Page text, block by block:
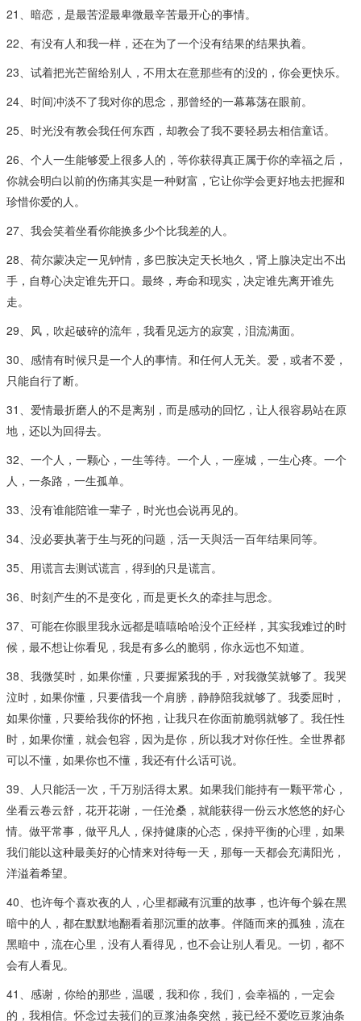
21、暗恋，是最苦涩最卑微最辛苦最开心的事情。
22、有没有人和我一样，还在为了一个没有结果的结果执着。
23、试着把光芒留给别人，不用太在意那些有的没的，你会更快乐。
24、时间冲淡不了我对你的思念，那曾经的一幕幕荡在眼前。
25、时光没有教会我任何东西，却教会了我不要轻易去相信童话。
26、个人一生能够爱上很多人的，等你获得真正属于你的幸福之后，
你就会明白以前的伤痛其实是一种财富，它让你学会更好地去把握和
珍惜你爱的人。
27、我会笑着坐看你能换多少个比我差的人。
28、荷尔蒙决定一见钟情，多巴胺决定天长地久，肾上腺决定出不出
手，自尊心决定谁先开口。最终，寿命和现实，决定谁先离开谁先
走。
29、风，吹起破碎的流年，我看见远方的寂寞，泪流满面。
30、感情有时候只是一个人的事情。和任何人无关。爱，或者不爱，
只能自行了断。
31、爱情最折磨人的不是离别，而是感动的回忆，让人很容易站在原
地，还以为回得去。
32、一个人，一颗心，一生等待。一个人，一座城，一生心疼。一个
人，一条路，一生孤单。
33、没有谁能陪谁一辈子，时光也会说再见的。
34、没必要执著于生与死的问题，活一天與活一百年结果同等。
35、用谎言去测试谎言，得到的只是谎言。
36、时刻产生的不是变化，而是更长久的牵挂与思念。
37、可能在你眼里我永远都是嘻嘻哈哈没个正经样，其实我难过的时
候，最不想让你看见，我是有多么的脆弱，你永远也不知道。
38、我微笑时，如果你懂，只要握紧我的手，对我微笑就够了。我哭
泣时，如果你懂，只要借我一个肩膀，静静陪我就够了。我委屈时，
如果你懂，只要给我你的怀抱，让我只在你面前脆弱就够了。我任性
时，如果你懂，就会包容，因为是你，所以我才对你任性。全世界都
可以不懂，如果你也不懂，我还有什么话可说。
39、人只能活一次，千万别活得太累。如果我们能持有一颗平常心，
坐看云卷云舒，花开花谢，一任沧桑，就能获得一份云水悠悠的好心
情。做平常事，做平凡人，保持健康的心态，保持平衡的心理，如果
我们能以这种最美好的心情来对待每一天，那每一天都会充满阳光，
洋溢着希望。
40、也许每个喜欢夜的人，心里都藏有沉重的故事，也许每个躲在黑
暗中的人，都在默默地翻看着那沉重的故事。伴随而来的孤独，流在
黑暗中，流在心里，没有人看得见，也不会让别人看见。一切，都不
会有人看见。
41、感谢，你给的那些，温暖，我和你，我们，会幸福的，一定会
的，我相信。怀念过去莪们的豆浆油条突然，莪已经不爱吃豆浆油条